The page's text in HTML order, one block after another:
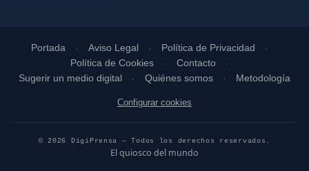
Portada Aviso Legal
Política de Privacidad
Política de Cookies
Contacto
Sugerir un medio digital
Quiénes somos Metodología
Configurar cookies
© 2026 DigiPrensa — Todos los derechos reservados.
El quiosco del mundo